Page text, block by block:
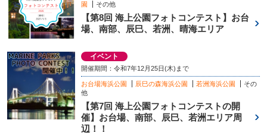
園
その他
【第8回 海上公園フォトコンテスト】お台
場、南部、辰巳、若洲、晴海エリア
イベント
開催期間：令和7年12月25日(木)まで
お台場海浜公園 辰巳の森海浜公園 若洲海浜公園
その
他
【第7回 海上公園フォトコンテストの開
催】お台場、南部、辰巳、若洲エリア周
辺！！